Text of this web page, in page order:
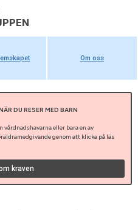
Om oss
DU RESER MED BARN
vårdnadshavarna eller bara en av
genom att klicka på läs
kraven